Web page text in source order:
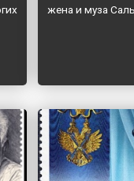
жена и муза